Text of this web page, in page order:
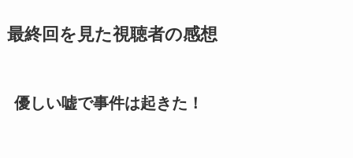
最終回を見た視聴者の感想
優しい嘘で事件は起きた！